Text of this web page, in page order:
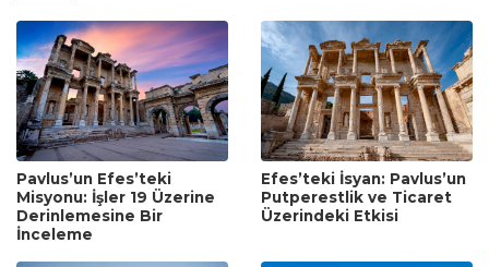
Pavlus’un Efes’teki
Misyonu: İşler 19 Üzerine
Derinlemesine Bir
İnceleme
Efes’teki İsyan: Pavlus’un
Putperestlik ve Ticaret
Üzerindeki Etkisi